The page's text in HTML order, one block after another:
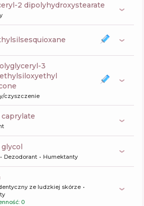
2 dipolyhydroxystearate
czyszczenie
caprylate
glycol
Dezodorant Humektanty
ze ludzkiej skórze
0